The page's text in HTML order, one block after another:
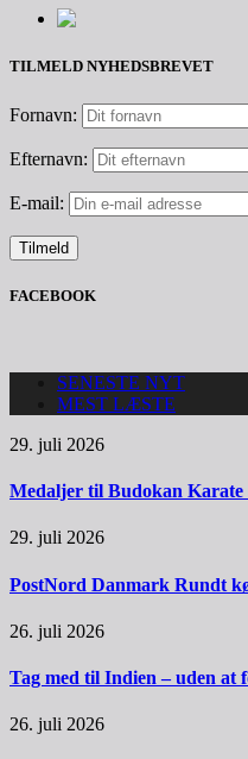
TILMELD NYHEDSBREVET
Fornavn:
Efternavn:
E-mail:
FACEBOOK
SENESTE NYT
MEST LÆSTE
29. juli 2026
Medaljer til Budokan
29. juli 2026
PostNord Danmark Rundt
26. juli 2026
Tag med til Indien – uden at
26. juli 2026